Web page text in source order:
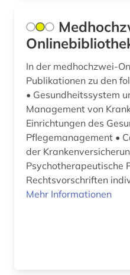
In der medhochzwei-
Publikationen zu den
• Gesundheitssystem
Management von
Einrichtungen des
Pflegemanagement •
der
Psychotherapeutische
Rechtsvorschriften
Mehr Informationen